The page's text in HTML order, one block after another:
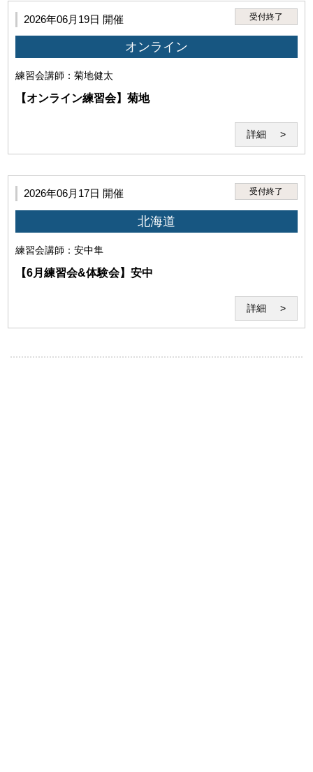
(6)本サービスの運営を妨げる行為、セミナー受講に不適
2026年06月19日 開催 受付終了
オンライン
練習会講師：菊地健太
【オンライン練習会】菊地
詳細
2026年06月17日 開催 受付終了
北海道
練習会講師：安中隼
【6月練習会&体験会】安中
詳細